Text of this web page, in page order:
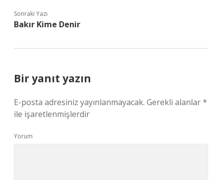
Sonraki Yazı
Bakır Kime Denir
Bir yanıt yazın
E-posta adresiniz yayınlanmayacak. Gerekli alanlar*
ile işaretlenmişlerdir
Yorum